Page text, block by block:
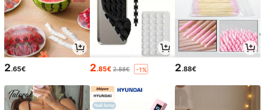
2.65€ 2.85€ 2.88€ -1% 2.88€